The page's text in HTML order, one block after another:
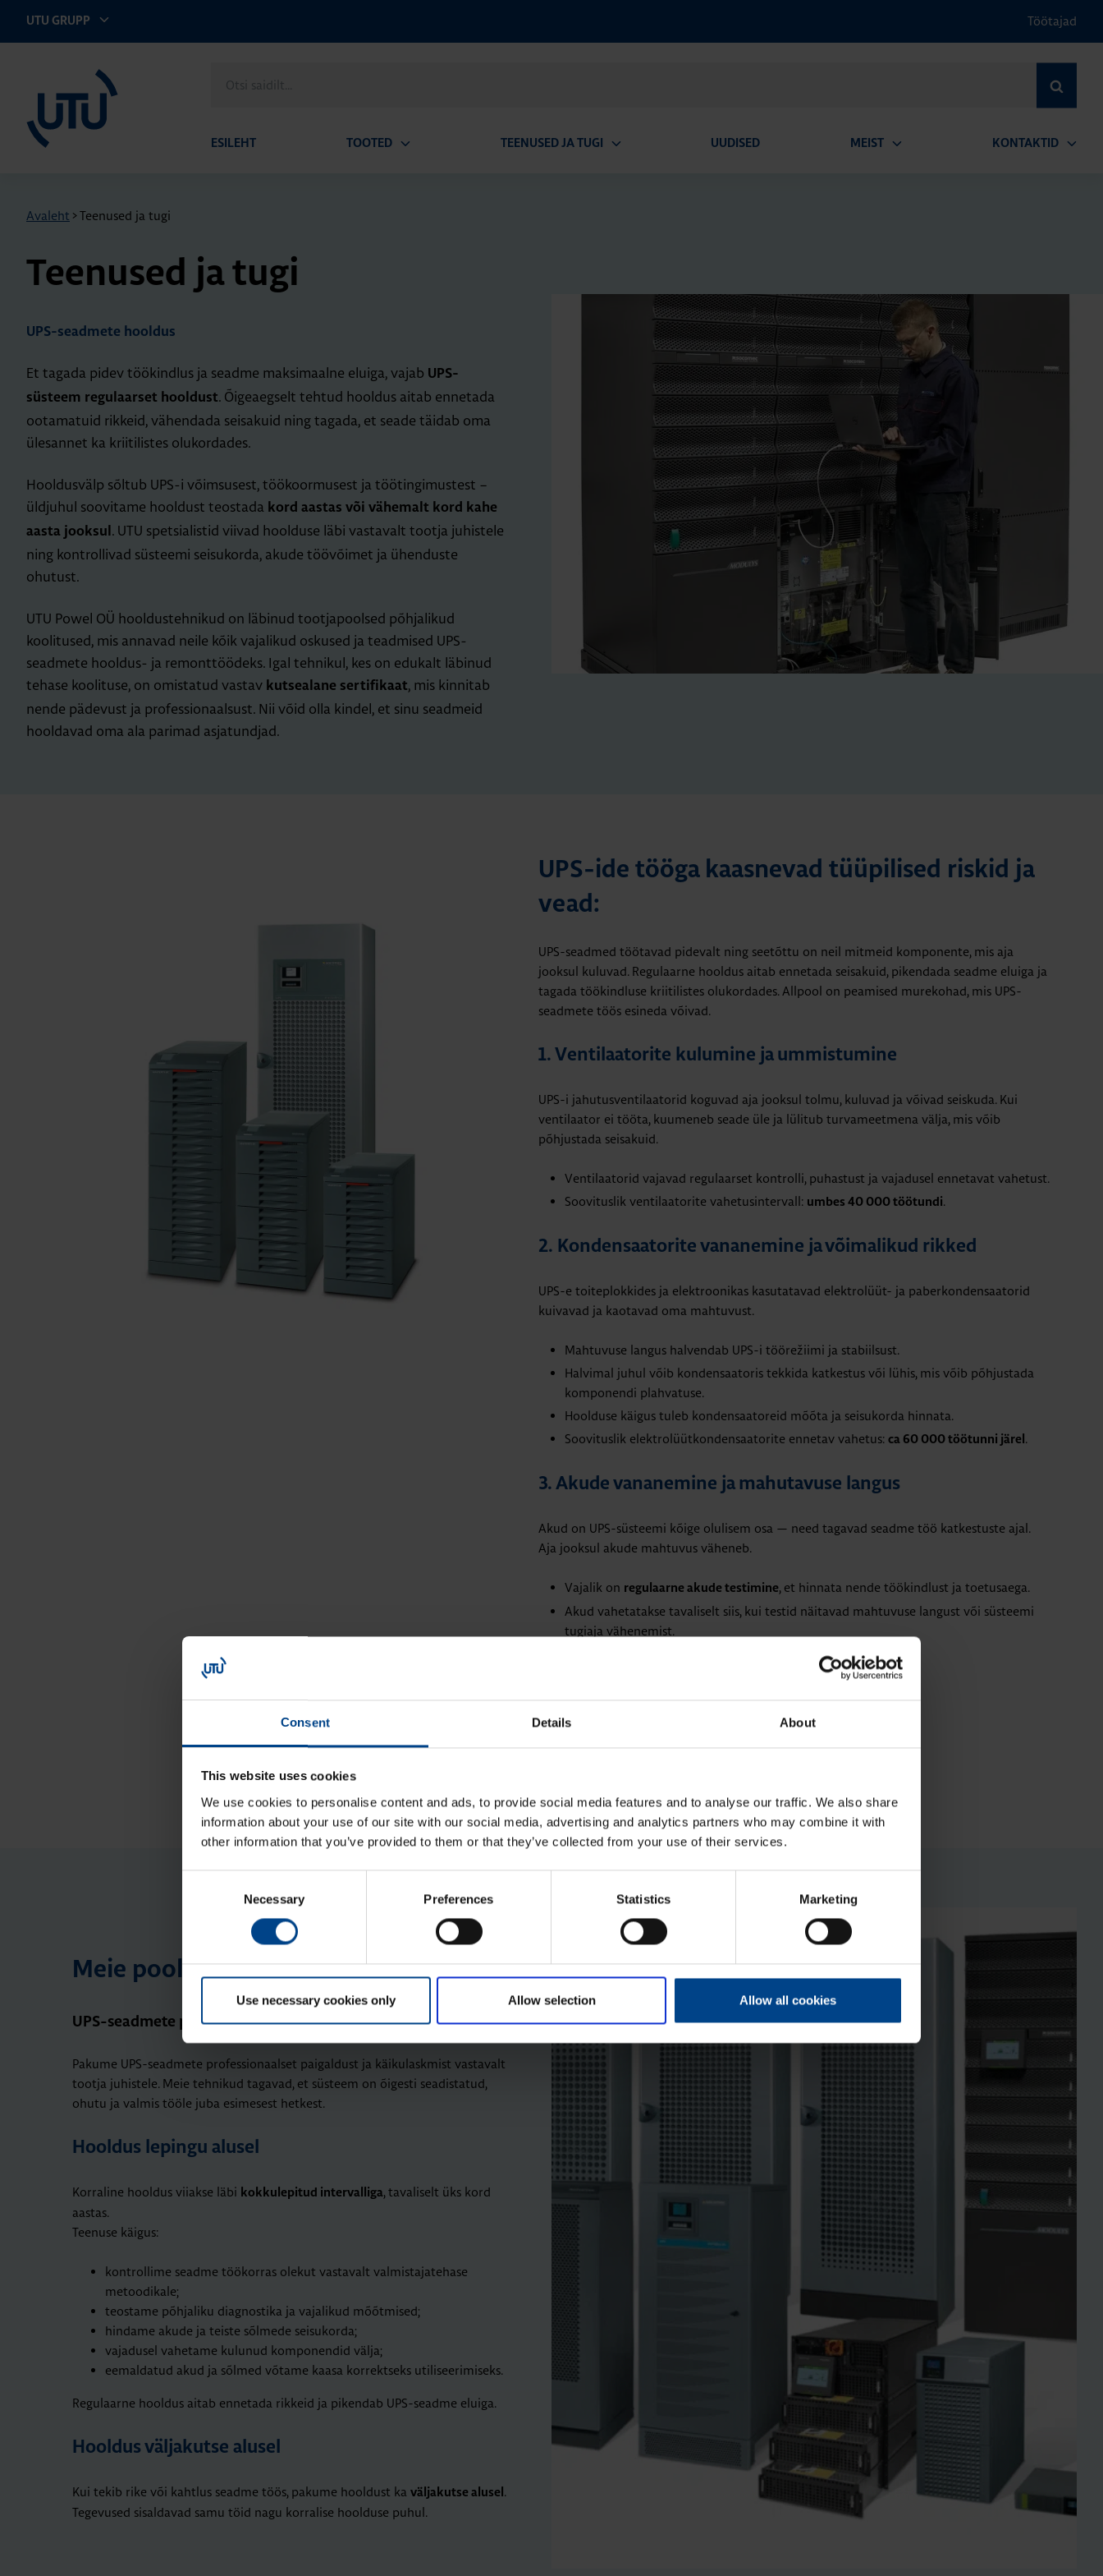
Consent Details About
This website uses cookies
We use cookies to personalise content and ads, to provide social media features and to analyse our traffic. We also share
information about your use of our site with our social media, advertising and analytics partners who may combine it with
other information that you’ve provided to them or that they’ve collected from your use of their services.
Necessary Preferences Statistics Marketing
Use necessary cookies only Allow selection Allow all cookies
UTU GRUPP Töötajad
saidilt
ESILEHT TOOTED TEENUSED JA TUGI UUDISED MEIST KONTAKTID
Avaleht >Teenused ja tugi
Teenused ja tugi
UPS-seadmete hooldus
Et tagada pidev töökindlus ja seadme maksimaalne eluiga, vajab UPS-
süsteem regulaarset hooldust. Õigeaegselt tehtud hooldus aitab ennetada
ootamatuid rikkeid, vähendada seisakuid ning tagada, et seade täidab oma
ülesannet ka kriitilistes olukordades.
Hooldusvälp sõltub UPS-i võimsusest, töökoormusest ja töötingimustest –
üldjuhul soovitame hooldust teostada kord aastas või vähemalt kord kahe
aasta jooksul . UTU spetsialistid viivad hoolduse läbi vastavalt tootja juhistele
ning kontrollivad süsteemi seisukorda, akude töövõimet ja ühenduste
ohutust.
UTU Powel OÜ hooldustehnikud on läbinud tootjapoolsed põhjalikud
koolitused, mis annavad neile kõik vajalikud oskused ja teadmised UPS-
seadmete hooldus- ja remonttöödeks. Igal tehnikul, kes on edukalt läbinud
tehase koolituse, on omistatud vastav kutsealane sertifikaat, mis kinnitab
nende pädevust ja professionaalsust. Nii võid olla kindel, et sinu seadmeid
hooldavad oma ala parimad asjatundjad.
UPS-ide tööga kaasnevad tüüpilised riskid ja
vead:
UPS-seadmed töötavad pidevalt ning seetõttu on neil mitmeid komponente, mis aja
jooksul kuluvad. Regulaarne hooldus aitab ennetada seisakuid, pikendada seadme eluiga ja
tagada töökindluse kriitilistes olukordades. Allpool on peamised murekohad, mis UPS-
seadmete töös esineda võivad.
1. Ventilaatorite kulumine ja ummistumine
UPS-i jahutusventilaatorid koguvad aja jooksul tolmu, kuluvad ja võivad seiskuda. Kui
ventilaator ei tööta, kuumeneb seade üle ja lülitub turvameetmena välja, mis võib
põhjustada seisakuid.
Ventilaatorid vajavad regulaarset kontrolli, puhastust ja vajadusel ennetavat vahetust.
Soovituslik ventilaatorite vahetusintervall: umbes 40 000 töötundi.
2. Kondensaatorite vananemine ja võimalikud rikked
UPS-e toiteplokkides ja elektroonikas kasutatavad elektrolüüt- ja paberkondensaatorid
kuivavad ja kaotavad oma mahtuvust.
Mahtuvuse langus halvendab UPS-i töörežiimi ja stabiilsust.
Halvimal juhul võib kondensaatoris tekkida katkestus või lühis, mis võib põhjustada
komponendi plahvatuse.
Hoolduse käigus tuleb kondensaatoreid mõõta ja seisukorda hinnata.
Soovituslik elektrolüütkondensaatorite ennetav vahetus: ca 60 000 töötunni järel .
3. Akude vananemine ja mahutavuse langus
Akud on UPS-süsteemi kõige olulisem osa — need tagavad seadme töö katkestuste ajal.
Aja jooksul akude mahtuvus väheneb.
Vajalik on regulaarne akude testimine, et hinnata nende töökindlust ja toetusaega.
Akud vahetatakse tavaliselt siis, kui testid näitavad mahtuvuse langust või süsteemi
tugiaja vähenemist.
Nõrk aku muudab kogu UPS-i töö ebastabiilseks.
Meie poolt pakutavad teenused:
UPS-seadmete paigaldus ja käikuandmine
Pakume UPS-seadmete professionaalset paigaldust ja käikulaskmist vastavalt
tootja juhistele. Meie tehnikud tagavad, et süsteem on õigesti seadistatud,
ohutu ja valmis tööle juba esimesest hetkest.
Hooldus lepingu alusel
Korraline hooldus viiakse läbi kokkulepitud intervalliga, tavaliselt üks kord
aastas.
Teenuse käigus:
kontrollime seadme töökorras olekut vastavalt valmistajatehase
metoodikale;
teostame põhjaliku diagnostika ja vajalikud mõõtmised;
hindame akude ja teiste sõlmede seisukorda;
vajadusel vahetame kulunud komponendid välja;
eemaldatud akud ja sõlmed võtame kaasa korrektseks utiliseerimiseks.
Regulaarne hooldus aitab ennetada rikkeid ja pikendab UPS-seadme eluiga.
Hooldus väljakutse alusel
Kui tekib rike või kahtlus seadme töös, pakume hooldust ka väljakutse alusel .
Tegevused sisaldavad samu töid nagu korralise hoolduse puhul.